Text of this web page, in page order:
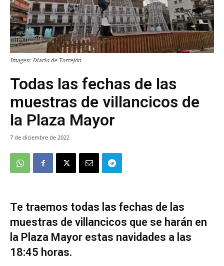
Imagen: Diario de Torrejón
Todas las fechas de las
muestras de villancicos de
la Plaza Mayor
7 de diciembre de 2022
Te traemos todas las fechas de las
muestras de villancicos que se harán en
la Plaza Mayor estas navidades a las
18:45 horas.